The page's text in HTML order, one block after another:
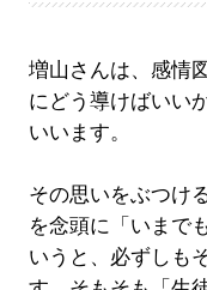
増山さんは、感情
にどう導けばいい
いいます。
その思いをぶつけ
を念頭に「いまで
いうと、必ずしも